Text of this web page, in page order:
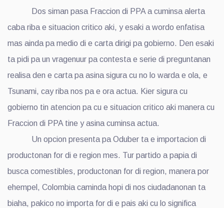
Dos siman pasa Fraccion di PPA a cuminsa alerta
caba riba e situacion critico aki, y esaki a wordo enfatisa
mas ainda pa medio di e carta dirigi pa gobierno. Den esaki
ta pidi pa un vragenuur pa contesta e serie di preguntanan
realisa den e carta pa asina sigura cu no lo warda e ola, e
Tsunami, cay riba nos pa e ora actua. Kier sigura cu
gobierno tin atencion pa cu e situacion critico aki manera cu
Fraccion di PPA tine y asina cuminsa actua.
Un opcion presenta pa Oduber ta e importacion di
productonan for di e region mes. Tur partido a papia di
busca comestibles, productonan for di region, manera por
ehempel, Colombia caminda hopi di nos ciudadanonan ta
biaha, pakico no importa for di e pais aki cu lo significa